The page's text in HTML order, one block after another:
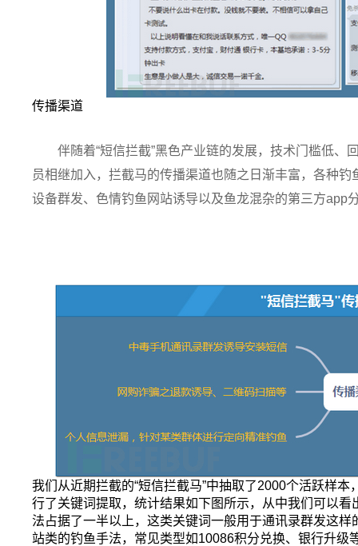
传播渠道
伴随着“短信拦截”黑色产业链的发展，技术门槛低
员相继加入，拦截马的传播渠道也随之日渐丰富，各种
设备群发、色情钓鱼网站诱导以及鱼龙混杂的第三方app
我们从近期拦截的“短信拦截马”中抽取了2000个活跃样
行了关键词提取，统计结果如下图所示，从中我们可以看
法占据了一半以上，这类关键词一般用于通讯录群发这
站类的钓鱼手法，常见类型如10086积分兑换、银行升级